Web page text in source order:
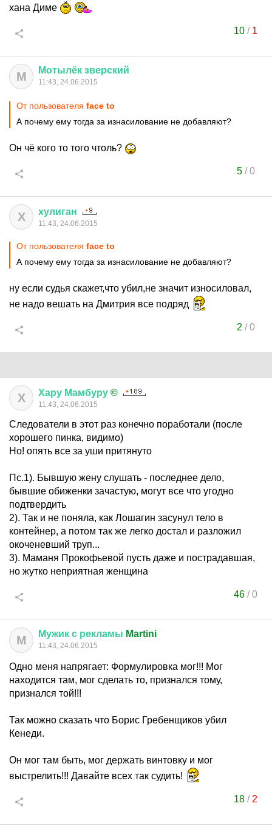
хана Диме
10 / 1
М Мотылёк зверский
11:43, 24.06.2015
От пользователя face to
А почему ему тогда за изнасилование не добавляют?
Он чё кого то того чтоль?
5/0
Х хулиган
11:43, 24.06.2015
От пользователя face to
А почему ему тогда за изнасилование не добавляют?
ну если судья скажет,что убил,не значит износиловал,
не надо вешать на Дмитрия все подряд
2 /0
Х Хару Мамбуру ©
11:43, 24.06.2015
Следователи в этот раз конечно поработали (после
хорошего пинка, видимо)
Но! опять все за уши притянуто
Пс.1). Бывшую жену слушать - последнее дело,
бывшие обиженки зачастую, могут все что угодно
подтвердить
2). Так и не поняла, как Лошагин засунул тело в
контейнер, а потом так же легко достал и разложил
окоченевший труп...
3). Маманя Прокофьевой пусть даже и пострадавшая,
но жутко неприятная женщина
46 /0
М Мужик с рекламы Martini
11:43, 24.06.2015
Одно меня напрягает: Формулировка мог!!! Мог
находится там, мог сделать то, признался тому,
признался той!!!
Так можно сказать что Борис Гребенщиков убил
Кенеди.
Он мог там быть, мог держать винтовку и мог
выстрелить!!! Давайте всех так судить!
18 / 2